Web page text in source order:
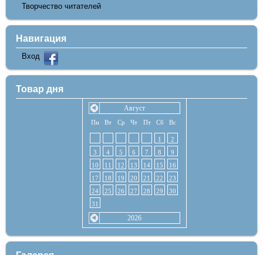
Творчество читателей
Навигация
Вход
Товар дня
Август
Пн Вт Ср Чт Пт Сб Вс
1
2
3
4 5 6 7 8
9
10
11 12 13 14 15
16
17
18 19 20 21 22
23
24
25 26 27 28 29
30
31
2026